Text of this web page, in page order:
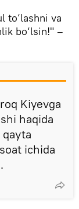
to‘lashni va
bo‘lsin!" –
Kiyevga
haqida
ichida